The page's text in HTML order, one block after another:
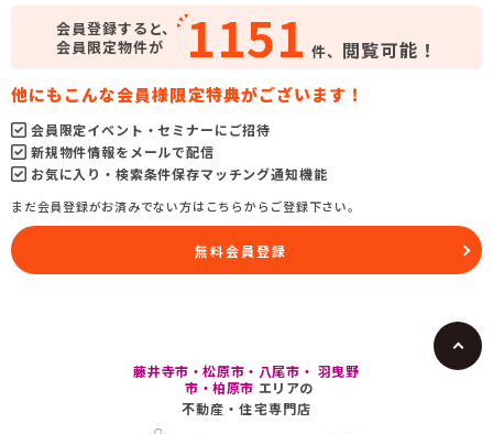
会員登録すると、
会員限定物件が
1151 件、 閲覧可能！
他にもこんな会員様限定特典がございます！
会員限定イベント・セミナーにご招待
新規物件情報をメールで配信
お気に入り・検索条件保存マッチング通知機能
まだ会員登録がお済みでない方はこちらからご登録下さい。
無料会員登録
藤井寺市・松原市・八尾市・ 羽曳野
市・柏原市 エリアの
不動産・住宅専門店